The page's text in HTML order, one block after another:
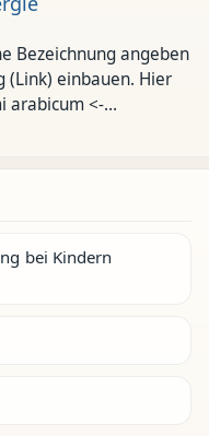
Bezeichnung angeben
(Link) einbauen. Hier
arabicum <-…
bei Kindern